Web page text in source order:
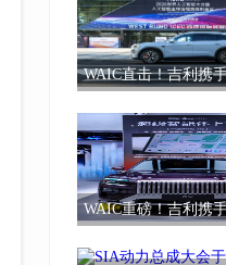
WAIC直击！吉利携
WAIC重磅！吉利携